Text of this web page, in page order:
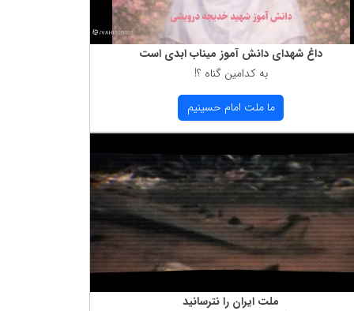
داغ شهدای دانش آموز میناب ابدی است
به كدامین گناه ؟!
ما ملت امام حسینیم
ملت ایران را نترسانید